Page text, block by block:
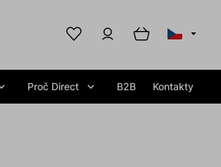
Proč Direct B2B Kontakty